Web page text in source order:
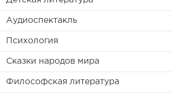
Аудиоспектакль
Психология
Сказки народов мира
Философская литература